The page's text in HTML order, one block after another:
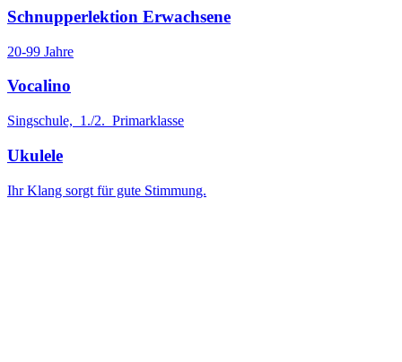
Schnupperlektion Erwachsene
20-99 Jahre
Vocalino
Singschule, 1./2. Primarklasse
Ukulele
Ihr Klang sorgt für gute Stimmung.